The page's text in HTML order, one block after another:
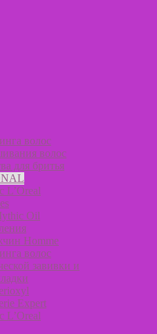
волос
волос
для бритья
L’Oreal
Oil
Homme
волос
завивки и
Expert
L’Oreal